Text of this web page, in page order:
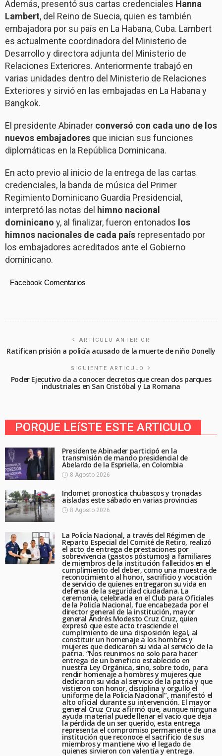
Además, presentó sus cartas credenciales Hanna
Lambert, del Reino de Suecia, quien es también
embajadora por su país en La Habana, Cuba. Lambert
es actualmente coordinadora del Ministerio de
Desarrollo y directora adjunta del Ministerio de
Relaciones Exteriores. Anteriormente trabajó en
varias unidades dentro del Ministerio de Relaciones
Exteriores y sirvió en las embajadas en La Habana y
Bangkok.
El presidente Abinader conversó con cada uno de los
nuevos embajadores que inician sus funciones
diplomáticas en la República Dominicana.
En acto previo al inicio de la entrega de las cartas
credenciales, la banda de música del Primer
Regimiento Dominicano Guardia Presidencial,
interpretó las notas del himno nacional
dominicano y, al finalizar, fueron entonados los
himnos nacionales de cada país representado por
los embajadores acreditados ante el Gobierno
dominicano.
Facebook Comentarios
ARTÍCULO ANTERIOR
Ratifican prisión a policía acusado de la muerte de niño Donelly
SIGUIENTE ARTICULO
Poder Ejecutivo da a conocer decretos que crean dos parques
industriales en San Cristóbal y La Romana
PORQUE LEíSTE ESTE ARTICULO
Presidente Abinader participó en la
transmisión de mando presidencial de
Abelardo de la Espriella, en Colombia
8 Agosto 2026
Indomet pronostica chubascos y tronadas
aisladas este sábado en varias provincias
8 Agosto 2026
La Policía Nacional, a través del Régimen de
Reparto Especial del Comité de Retiro, realizó
el acto de entrega de prestaciones por
sobrevivencia (gastos póstumos) a familiares
de miembros de la institución fallecidos en el
cumplimiento del deber, como una muestra de
reconocimiento al honor, sacrificio y vocación
de servicio de quienes entregaron su vida en
defensa de la seguridad ciudadana. La
ceremonia, celebrada en el Club para Oficiales
de la Policía Nacional, fue encabezada por el
director general de la institución, mayor
general Andrés Modesto Cruz Cruz, quien
expresó que este acto trasciende el
cumplimiento de una disposición legal, al
constituir un homenaje a los hombres y
mujeres que dedicaron su vida al servicio de la
patria. “Nos reunimos no solo para hacer
entrega de un beneficio establecido en
nuestra Ley Orgánica, sino, sobre todo, para
rendir homenaje a hombres y mujeres que
dedicaron su vida al servicio de la patria y que
vistieron con honor, disciplina y orgullo el
uniforme de la Policía Nacional”, manifestó el
alto oficial durante su intervención. El mayor
general Cruz Cruz afirmó que, aunque ninguna
ayuda material puede llenar el vacío que deja
la pérdida de un ser querido, esta entrega
representa el compromiso permanente de una
institución que reconoce el sacrificio de sus
miembros y mantiene vivo el legado de
quienes sirvieron con valentía y entrega.